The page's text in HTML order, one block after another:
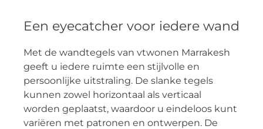
Een eyecatcher voor iedere wand
Met de wandtegels van vtwonen Marrakesh
geeft u iedere ruimte een stijlvolle en
persoonlijke uitstraling. De slanke tegels
kunnen zowel horizontaal als verticaal
worden geplaatst, waardoor u eindeloos kunt
variëren met patronen en ontwerpen. De